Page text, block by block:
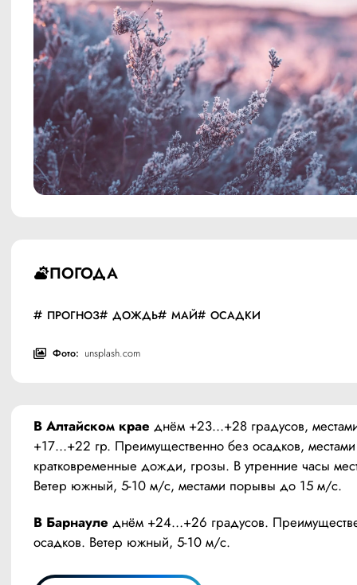
ПОГОДА
ПРОГНОЗ ДОЖДЬ МАЙ ОСАДКИ
Фото: unsplash.com
В Алтайском крае днём +23…+28 градусов,
+17…+22 гр. Преимущественно без осадков,
кратковременные дожди, грозы. В утренние часы
Ветер южный, 5-10 м/с, местами порывы до 15 м/с.
В Барнауле днём +24…+26 градусов.
осадков. Ветер южный, 5-10 м/с.